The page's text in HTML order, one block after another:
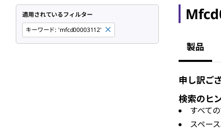
適用されているフィルター
キーワード: 'mfcd00003112'
製品
申し訳ご
検索のヒ
すべて
スペー